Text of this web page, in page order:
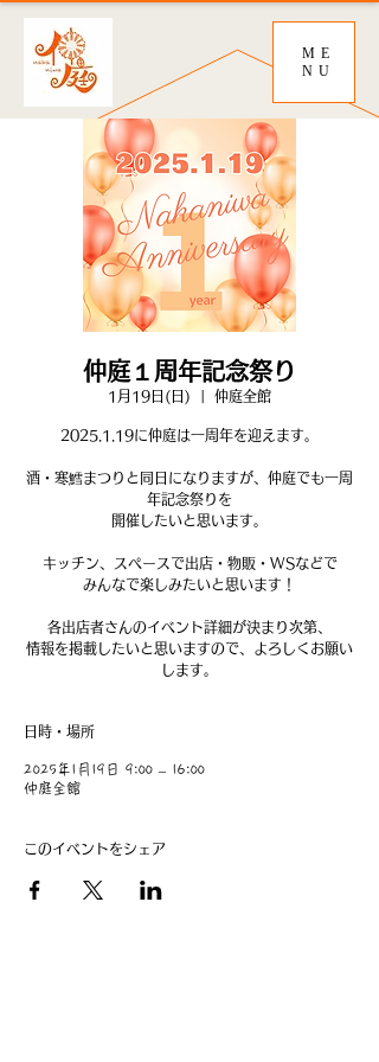
ME
NU
仲庭１周年記念祭り
1月19日(日) 仲庭全館
2025.1.19に仲庭は一周年を迎えます。
酒・寒鱈まつりと同日になりますが、仲庭でも一周
年記念祭りを
開催したいと思います。
キッチン、スペースで出店・物販・WSなどで
みんなで楽しみたいと思います！
各出店者さんのイベント詳細が決まり次第、
情報を掲載したいと思いますので、よろしくお願い
します。
日時・場所
2025年1月19日 9:00 – 16:00
仲庭全館
このイベントをシェア